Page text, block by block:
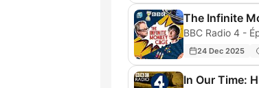
The Infinite
BBC Radio 4 -
24 Dec 2025
In Our Time: